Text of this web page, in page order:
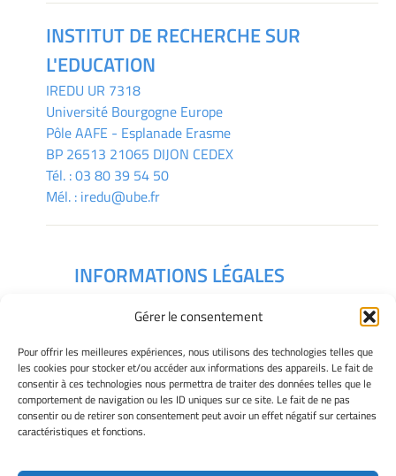
Gérer le consentement
Pour offrir les meilleures expériences, nous utilisons des technologies telles que
les cookies pour stocker et/ou accéder aux informations des appareils. Le fait de
consentir à ces technologies nous permettra de traiter des données telles que le
comportement de navigation ou les ID uniques sur ce site. Le fait de ne pas
consentir ou de retirer son consentement peut avoir un effet négatif sur certaines
caractéristiques et fonctions.
INSTITUT DE RECHERCHE SUR
L'EDUCATION
IREDU UR 7318
Université Bourgogne Europe
Pôle AAFE - Esplanade Erasme
BP 26513 21065 DIJON CEDEX
Tél. :03 80 39 54 50
Mél. : iredu@ube.fr
INFORMATIONS LÉGALES
Gérer mes cookies
Déclaration de confidentialité
Politique des cookies
Avertissement
Télécharger le plan des campus